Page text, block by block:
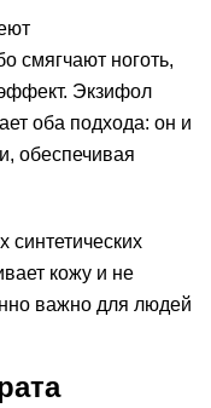
смягчают ноготь,
Экзифол
оба подхода: он и
обеспечивая
синтетических
кожу и не
важно для людей